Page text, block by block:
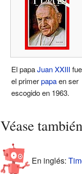
El papaJuan XXIII fue
el primerpapaen ser
escogido en 1963.
Véase también
En inglés: